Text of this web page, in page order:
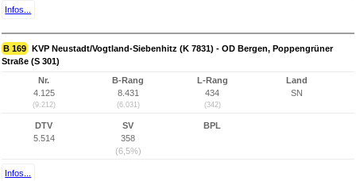
Infos...
B 169 KVP Neustadt/Vogtland-Siebenhitz (K 7831) - OD Bergen, Poppengrüner
Straße (S 301)
Nr.
4.125
(9.212)
B-Rang
8.431
(6.031)
L-Rang
434
(342)
Land
SN
DTV
5.514
SV
358
(6,5%)
BPL
Infos...